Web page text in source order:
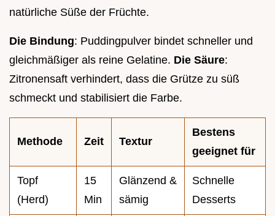
natürliche Süße der Früchte.
Die Bindung: Puddingpulver bindet schneller und
gleichmäßiger als reine Gelatine. Die Säure:
Zitronensaft verhindert, dass die Grütze zu süß
schmeckt und stabilisiert die Farbe.
Methode Zeit Textur
Bestens
geeignet für
Topf
(Herd)
15
Min
Glänzend &
sämig
Schnelle
Desserts